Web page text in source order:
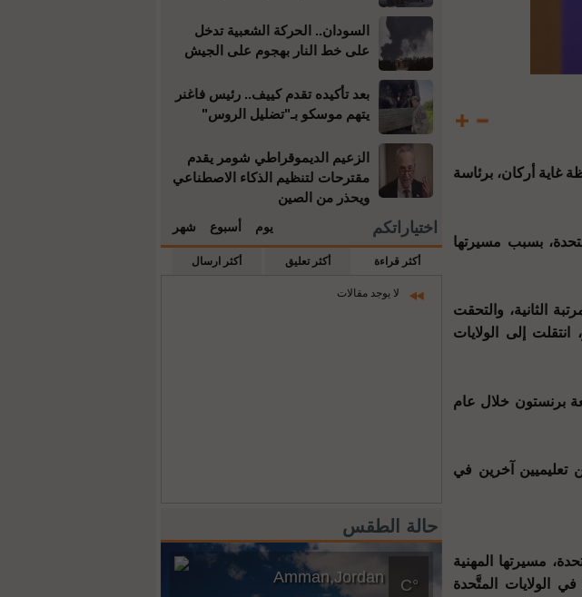
السودان.. الحركة الشعبية تدخل
على خط النار بهجوم على الجيش
بعد تأكيده تقدم كييف.. رئيس فاغنر
يتهم موسكو بـ"تضليل الروس"
الزعيم الديموقراطي شومر يقدم
مقترحات لتنظيم الذكاء الاصطناعي
ويحذر من الصين
اختياراتكم يوم أسبوع شهر
أكثر قراءة أكثر تعليق أكثر ارسال
لا يوجد مقالات
حالة الطقس
°C
Amman,Jordan
أركان، برئاسة
بسبب مسيرتها
بالمرتبة الثانية، والتحقت
إلى الولايات
برنستون خلال عام
تعليميين آخرين في
مسيرتها المهنية
في الولايات المتَّحدة